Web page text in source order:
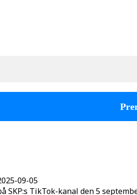
09-05
SKP:s TikTok-kanal den 5